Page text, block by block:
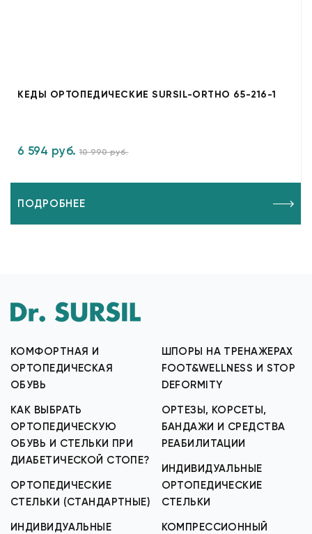
КЕДЫ ОРТОПЕДИЧЕСКИЕ SURSIL-ORTHO 65-216-1
6 594 руб. 10 990 руб.
ПОДРОБНЕЕ
КОМФОРТНАЯ И
ОРТОПЕДИЧЕСКАЯ
ОБУВЬ
КАК ВЫБРАТЬ
ОРТОПЕДИЧЕСКУЮ
ОБУВЬ И СТЕЛЬКИ ПРИ
ДИАБЕТИЧЕСКОЙ СТОПЕ?
ОРТОПЕДИЧЕСКИЕ
СТЕЛЬКИ (СТАНДАРТНЫЕ)
ИНДИВИДУАЛЬНЫЕ
ШПОРЫ НА ТРЕНАЖЕРАХ
FOOT&WELLNESS И STOP
DEFORMITY
ОРТЕЗЫ, КОРСЕТЫ,
БАНДАЖИ И СРЕДСТВА
РЕАБИЛИТАЦИИ
ИНДИВИДУАЛЬНЫЕ
ОРТОПЕДИЧЕСКИЕ
СТЕЛЬКИ
КОМПРЕССИОННЫЙ